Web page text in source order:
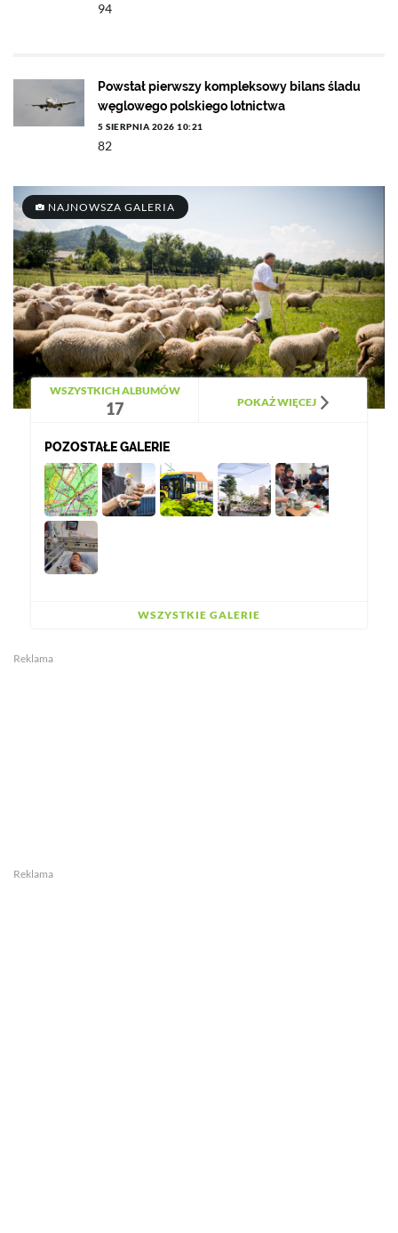
94
Powstał pierwszy kompleksowy bilans śladu
węglowego polskiego lotnictwa
5 SIERPNIA 2026 10:21
82
NAJNOWSZA GALERIA
WSZYSTKICH ALBUMÓW
17 POKAŻ WIĘCEJ
POZOSTAŁE GALERIE
WSZYSTKIE GALERIE
Reklama
Reklama